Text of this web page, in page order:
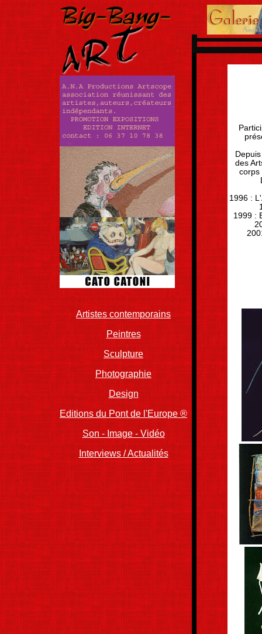
Artistes contemporains
Peintres
Sculpture
Photographie
Design
Editions du Pont de l'Europe ®
Son - Image - Vidéo
Interviews / Actualités
des
corps
1996 :
1999 :